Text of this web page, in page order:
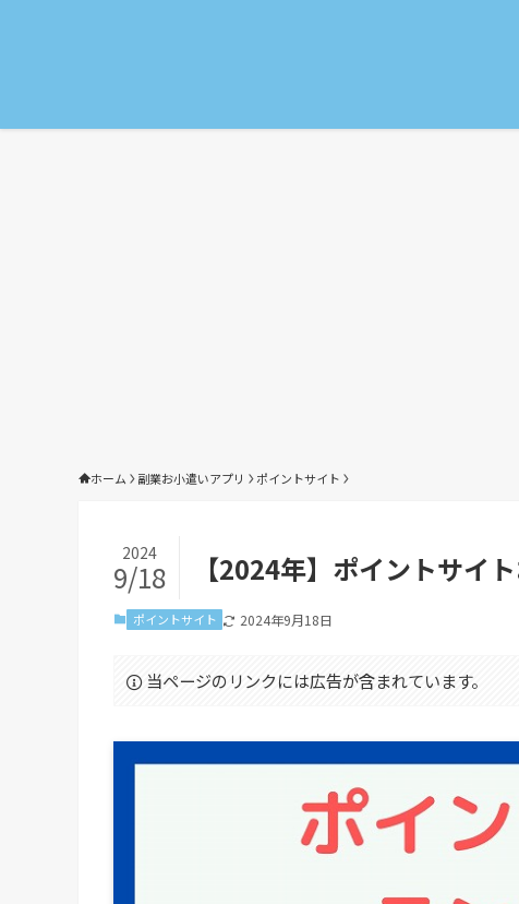
ホーム 副業お小遣いアプリ ポイントサイト
【2024年】ポイントサイ
2024
9/18
ポイントサイト 2024年9月18日
当ページのリンクには広告が含まれています。